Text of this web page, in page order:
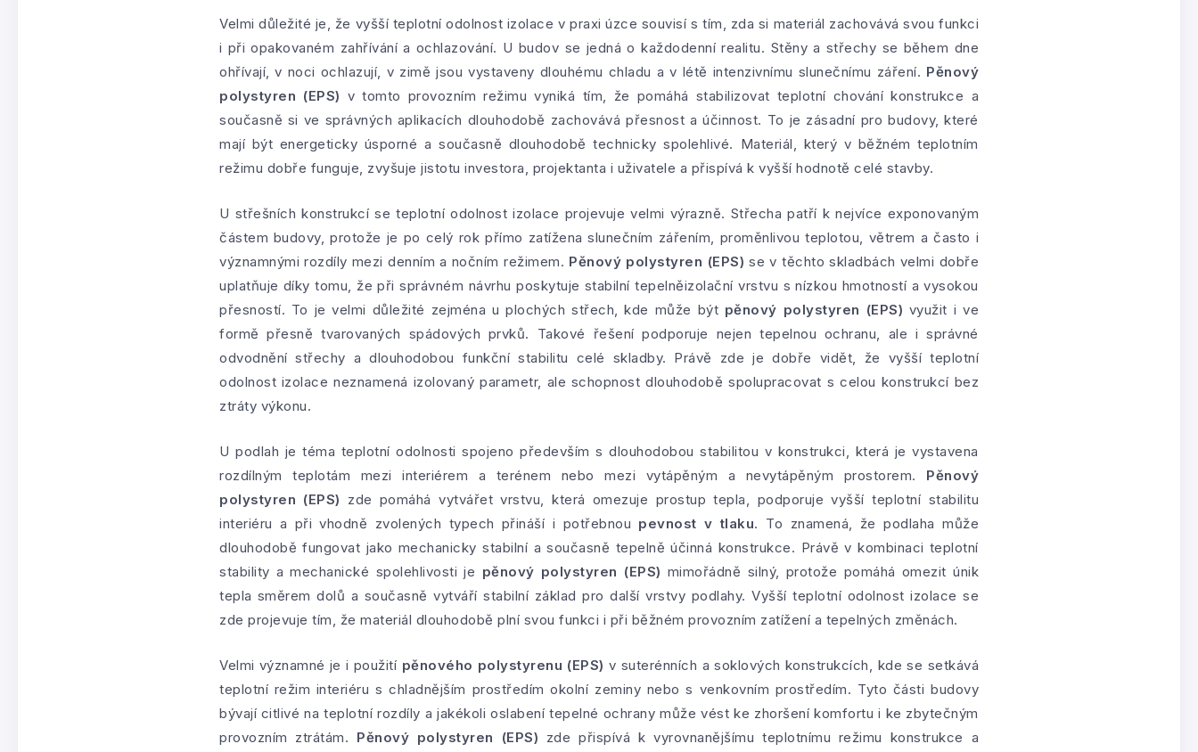
Velmi důležité je, že vyšší teplotní odolnost izolace v praxi úzce souvisí s tím, zda si materiál zachovává svou funkci
i při opakovaném zahřívání a ochlazování. U budov se jedná o každodenní realitu. Stěny a střechy se během dne
ohřívají, v noci ochlazují, v zimě jsou vystaveny dlouhému chladu a v létě intenzivnímu slunečnímu záření. Pěnový
polystyren (EPS) v tomto provozním režimu vyniká tím, že pomáhá stabilizovat teplotní chování konstrukce a
současně si ve správných aplikacích dlouhodobě zachovává přesnost a účinnost. To je zásadní pro budovy, které
mají být energeticky úsporné a současně dlouhodobě technicky spolehlivé. Materiál, který v běžném teplotním
režimu dobře funguje, zvyšuje jistotu investora, projektanta i uživatele a přispívá k vyšší hodnotě celé stavby.
U střešních konstrukcí se teplotní odolnost izolace projevuje velmi výrazně. Střecha patří k nejvíce exponovaným
částem budovy, protože je po celý rok přímo zatížena slunečním zářením, proměnlivou teplotou, větrem a často i
významnými rozdíly mezi denním a nočním režimem. Pěnový polystyren (EPS) se v těchto skladbách velmi dobře
uplatňuje díky tomu, že při správném návrhu poskytuje stabilní tepelněizolační vrstvu s nízkou hmotností a vysokou
přesností. To je velmi důležité zejména u plochých střech, kde může být pěnový polystyren (EPS) využit i ve
formě přesně tvarovaných spádových prvků. Takové řešení podporuje nejen tepelnou ochranu, ale i správné
odvodnění střechy a dlouhodobou funkční stabilitu celé skladby. Právě zde je dobře vidět, že vyšší teplotní
odolnost izolace neznamená izolovaný parametr, ale schopnost dlouhodobě spolupracovat s celou konstrukcí bez
ztráty výkonu.
U podlah je téma teplotní odolnosti spojeno především s dlouhodobou stabilitou v konstrukci, která je vystavena
rozdílným teplotám mezi interiérem a terénem nebo mezi vytápěným a nevytápěným prostorem. Pěnový
polystyren (EPS) zde pomáhá vytvářet vrstvu, která omezuje prostup tepla, podporuje vyšší teplotní stabilitu
interiéru a při vhodně zvolených typech přináší i potřebnou pevnost v tlaku. To znamená, že podlaha může
dlouhodobě fungovat jako mechanicky stabilní a současně tepelně účinná konstrukce. Právě v kombinaci teplotní
stability a mechanické spolehlivosti je pěnový polystyren (EPS) mimořádně silný, protože pomáhá omezit únik
tepla směrem dolů a současně vytváří stabilní základ pro další vrstvy podlahy. Vyšší teplotní odolnost izolace se
zde projevuje tím, že materiál dlouhodobě plní svou funkci i při běžném provozním zatížení a tepelných změnách.
Velmi významné je i použití pěnového polystyrenu (EPS) v suterénních a soklových konstrukcích, kde se setkává
teplotní režim interiéru s chladnějším prostředím okolní zeminy nebo s venkovním prostředím. Tyto části budovy
bývají citlivé na teplotní rozdíly a jakékoli oslabení tepelné ochrany může vést ke zhoršení komfortu i ke zbytečným
provozním ztrátám. Pěnový polystyren (EPS) zde přispívá k vyrovnanějšímu teplotnímu režimu konstrukce a